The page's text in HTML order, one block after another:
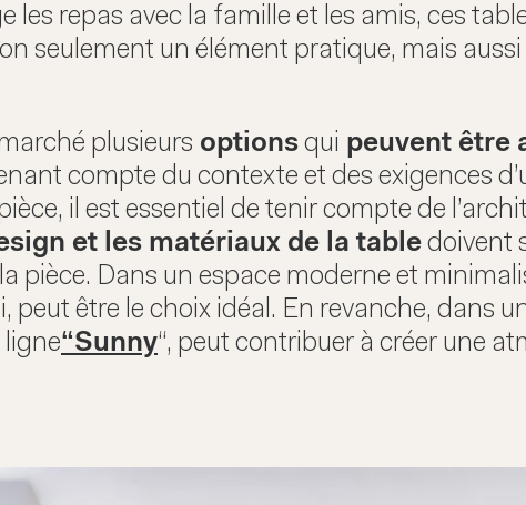
les repas avec la famille et les amis, ces
seulement un élément pratique, mais aussi
plusieurs options qui peuvent être
compte du contexte et des exigences
il est essentiel de tenir compte de
et les matériaux de la table doivent
pièce. Dans un espace moderne et
peut être le choix idéal. En revanche, dans
“Sunny“, peut contribuer à créer une